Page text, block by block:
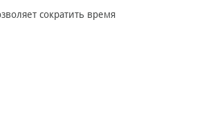
сократить время